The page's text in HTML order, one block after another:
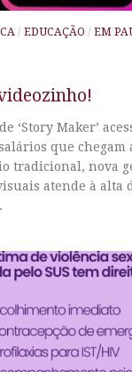
/ EDUCAÇÃO / EM
‘Story Maker’
que chegam
tradicional, nova
atende à alta